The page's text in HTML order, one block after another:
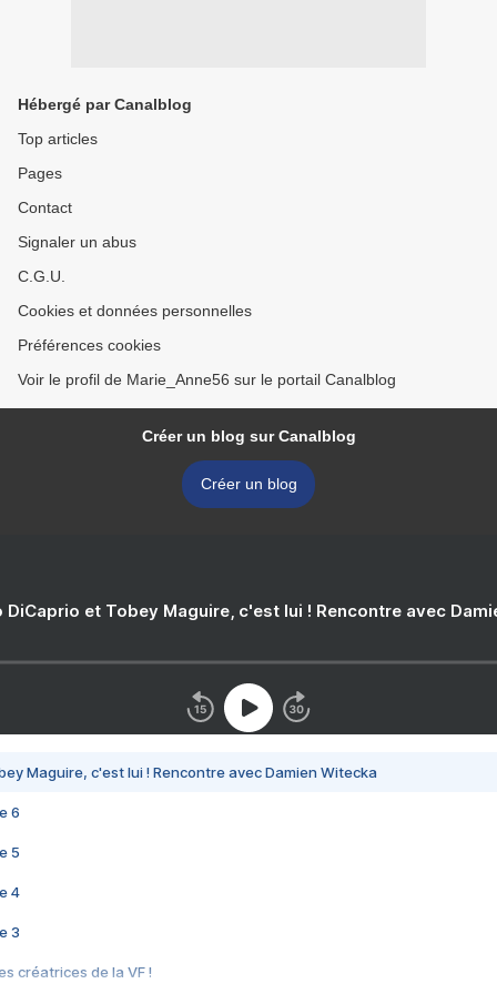
Hébergé par Canalblog
Top articles
Pages
Contact
Signaler un abus
C.G.U.
Cookies et données personnelles
Préférences cookies
Voir le profil de Marie_Anne56 sur le portail Canalblog
Créer un blog sur Canalblog
Créer un blog
DiCaprio et Tobey Maguire, c'est lui ! Rencontre avec
Maguire, c'est lui ! Rencontre avec Damien Witecka
6
5
4
3
créatrices de la VF !